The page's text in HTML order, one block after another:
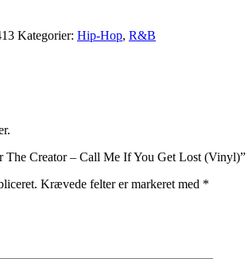
Kategorier: Hip-Hop, R&B
The Creator – Call Me If You Get Lost (Vinyl)”
Krævede felter er markeret med *